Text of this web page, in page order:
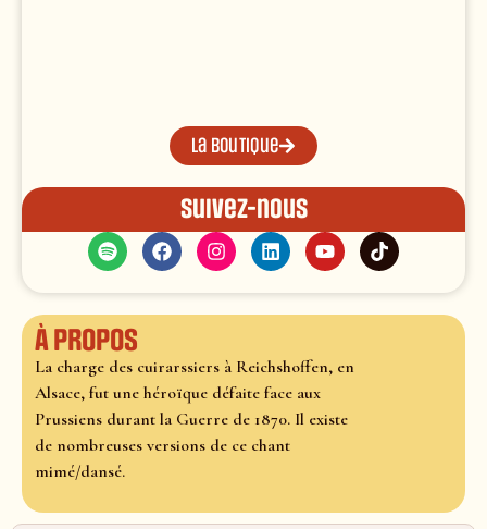
La boutique
Suivez-nous
À propos
La charge des cuirarssiers à Reichshoffen, en
Alsace, fut une héroïque défaite face aux
Prussiens durant la Guerre de 1870. Il existe
de nombreuses versions de ce chant
mimé/dansé.